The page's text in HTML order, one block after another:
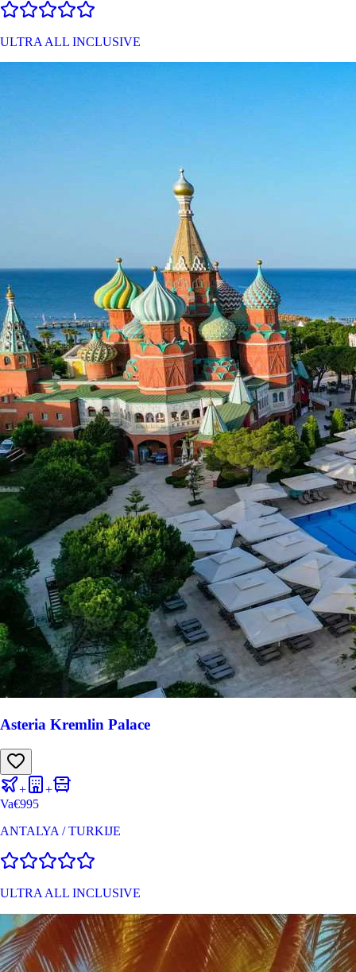
ULTRA ALL INCLUSIVE
Asteria Kremlin Palace
+
+
Va€995
ANTALYA /TURKIJE
ULTRA ALL INCLUSIVE